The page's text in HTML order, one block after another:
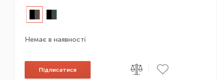
Немає в наявності
Підписатися